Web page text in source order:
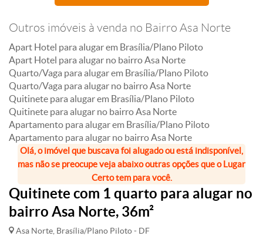
Outros imóveis à venda no Bairro Asa Norte
Apart Hotel para alugar em Brasília/Plano Piloto
Apart Hotel para alugar no bairro Asa Norte
Quarto/Vaga para alugar em Brasília/Plano Piloto
Quarto/Vaga para alugar no bairro Asa Norte
Quitinete para alugar em Brasília/Plano Piloto
Quitinete para alugar no bairro Asa Norte
Apartamento para alugar em Brasília/Plano Piloto
Apartamento para alugar no bairro Asa Norte
Olá, o imóvel que buscava foi alugado ou está indisponível,
mas não se preocupe veja abaixo outras opções que o Lugar
Certo tem para você.
Quitinete com 1 quarto para alugar no
bairro Asa Norte, 36m²
Asa Norte, Brasília/Plano Piloto - DF